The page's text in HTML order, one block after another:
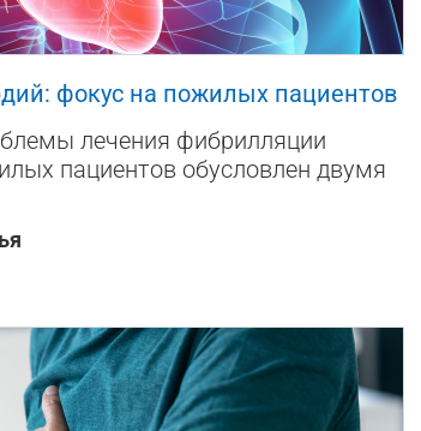
11
фокус на пожилых пациентов
лечения фибрилляции
пациентов обусловлен двумя